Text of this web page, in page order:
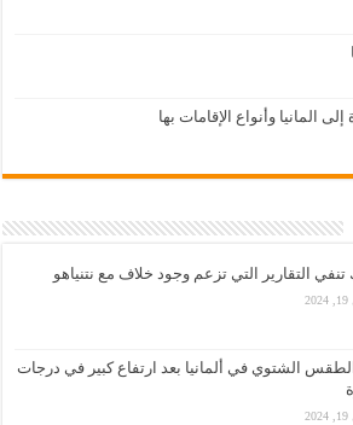
المانيا وأنواع الإقامات بها
تنفي التقارير التي تزعم وجود خلاف مع نتنياهو
الشتوي في ألمانيا بعد ارتفاع كبير في درجات